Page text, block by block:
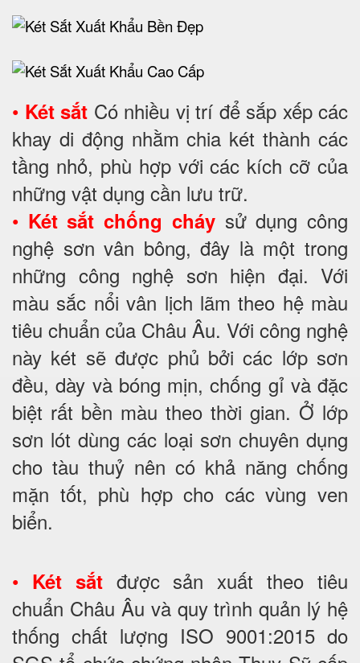
• Két sắt Có nhiều vị trí để sắp xếp các
khay di động nhằm chia két thành các
tầng nhỏ, phù hợp với các kích cỡ của
những vật dụng cần lưu trữ.
• Két sắt chống cháysử dụng công
nghệ sơn vân bông, đây là một trong
những công nghệ sơn hiện đại. Với
màu sắc nổi vân lịch lãm theo hệ màu
tiêu chuẩn của Châu Âu. Với công nghệ
này két sẽ được phủ bởi các lớp sơn
đều, dày và bóng mịn, chống gỉ và đặc
biệt rất bền màu theo thời gian. Ở lớp
sơn lót dùng các loại sơn chuyên dụng
cho tàu thuỷ nên có khả năng chống
mặn tốt, phù hợp cho các vùng ven
biển.
• Két sắtđược sản xuất theo tiêu
chuẩn Châu Âu và quy trình quản lý hệ
thống chất lượng ISO 9001:2015 do